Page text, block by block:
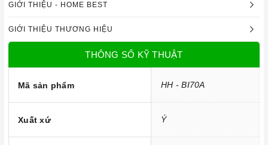
kiểu bếp vì hầu hết các bếp đều có kích thước tương xứng.
Máy phù hợp với những không gian rộng rãi sẽ tăng thêm vẻ
sang trọng cho gian bếp của bạn.
GIỚI THIỆU - HOME BEST
GIỚI THIỆU THƯƠNG HIỆU
THÔNG SỐ KỸ THUẬT
Mã sản phẩm HH - BI70A
Xuất xứ Ý